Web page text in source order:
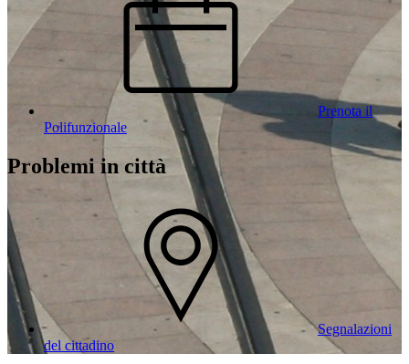
Prenota il
Polifunzionale
Problemi in città
Segnalazioni
del cittadino